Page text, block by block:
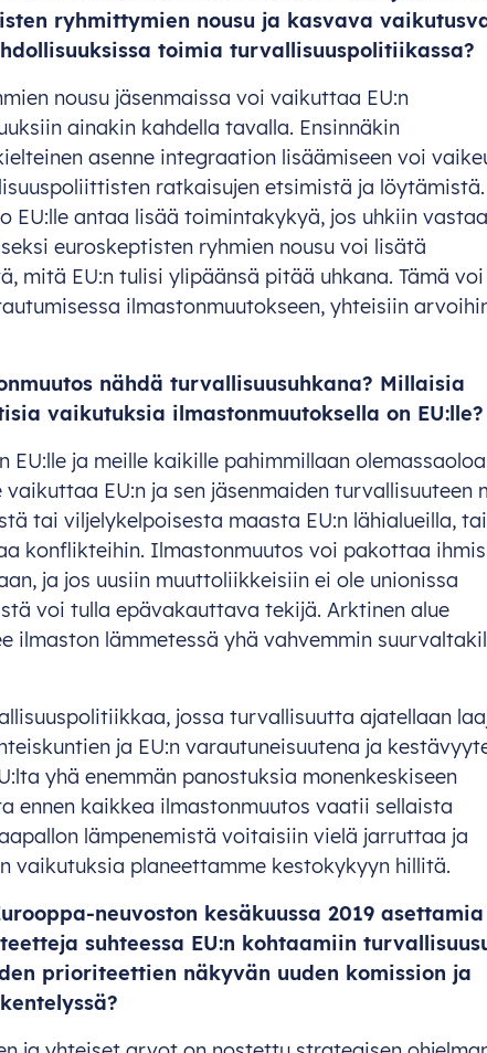
ryhmittymien nousu ja kasvava
toimia turvallisuuspolitiikassa?
nousu jäsenmaissa voi vaikuttaa EU:n
ainakin kahdella tavalla. Ensinnäkin
asenne integraation lisäämiseen voi
ratkaisujen etsimistä ja
EU:lle antaa lisää toimintakykyä, jos uhkiin
euroskeptisten ryhmien nousu voi lisätä
mitä EU:n tulisi ylipäänsä pitää uhkana. Tämä
ilmastonmuutokseen, yhteisiin
nähdä turvallisuusuhkana? Millaisia
vaikutuksia ilmastonmuutoksella on EU:lle?
EU:lle ja meille kaikille pahimmillaan olemassaoloa
vaikuttaa EU:n ja sen jäsenmaiden turvallisuuteen
tai viljelykelpoisesta maasta EU:n lähialueilla,
konflikteihin. Ilmastonmuutos voi pakottaa
ja jos uusiin muuttoliikkeisiin ei ole unionissa
voi tulla epävakauttava tekijä. Arktinen alue
ilmaston lämmetessä yhä vahvemmin
jossa turvallisuutta ajatellaan
ja EU:n varautuneisuutena ja
yhä enemmän panostuksia monenkeskiseen
ennen kaikkea ilmastonmuutos vaatii sellaista
lämpenemistä voitaisiin vielä jarruttaa ja
vaikutuksia planeettamme kestokykyyn hillitä.
neuvoston kesäkuussa 2019 asettamia
suhteessa EU:n kohtaamiin
prioriteettien näkyvän uuden komission ja